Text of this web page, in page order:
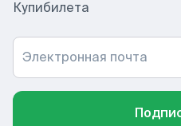
Купибилета
Электронная почта